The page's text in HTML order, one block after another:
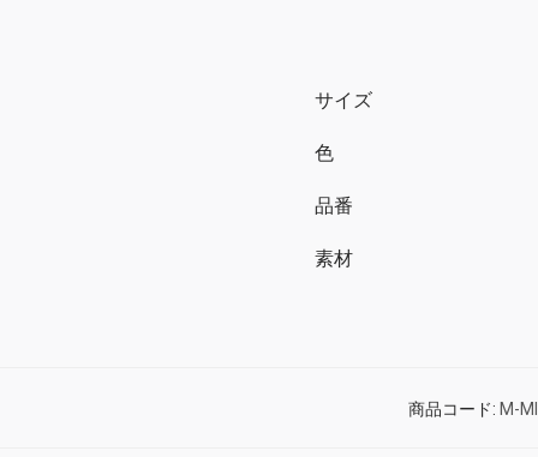
サイズ
色
品番
素材
商品コード: M-